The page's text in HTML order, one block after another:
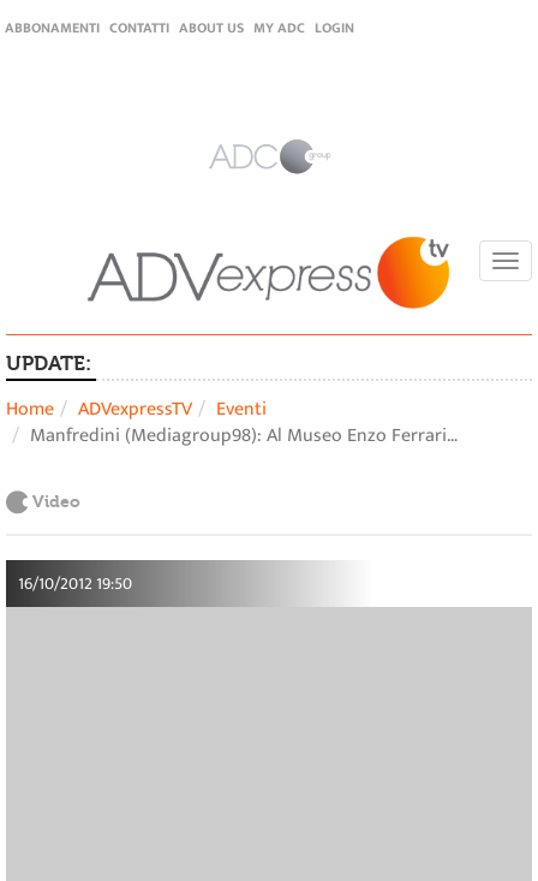
ABBONAMENTI CONTATTI ABOUT US MY ADC LOGIN
UPDATE:
Home ADVexpressTV
Eventi
Manfredini (Mediagroup98): Al Museo Enzo Ferrari…
Video
16/10/2012 19:50